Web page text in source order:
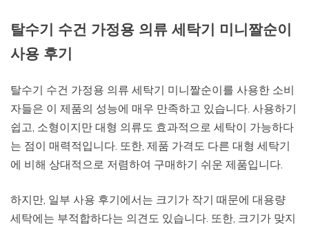
탈수기 수건 가정용 의류 세탁기 미니짤순이
사용 후기
탈수기 수건 가정용 의류 세탁기 미니짤순이를 사용한 소비
자들은 이 제품의 성능에 매우 만족하고 있습니다. 사용하기
쉽고, 소형이지만 대형 의류도 효과적으로 세탁이 가능하다
는 점이 매력적입니다. 또한, 제품 가격도 다른 대형 세탁기
에 비해 상대적으로 저렴하여 구매하기 쉬운 제품입니다.
하지만, 일부 사용 후기에서는 크기가 작기 때문에 대용량
세탁에는 부적합하다는 의견도 있습니다. 또한, 크기가 맞지